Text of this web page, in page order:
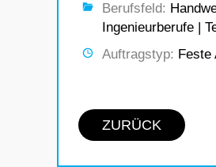
Berufsfeld:
Ingenieurberufe |
Auftragstyp: Feste
ZURÜCK